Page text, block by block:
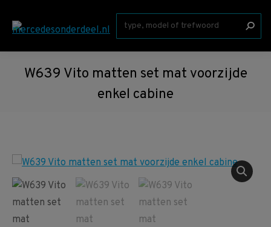
Zoeken:
W639 Vito matten set mat voorzijde
enkel cabine